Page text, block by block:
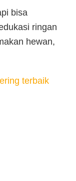
bisa
ringan
hewan,
terbaik